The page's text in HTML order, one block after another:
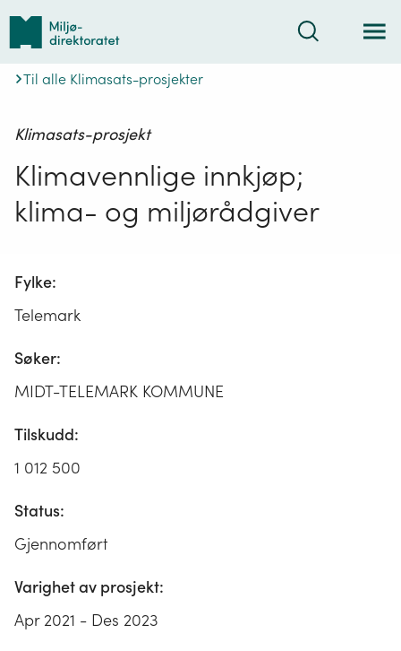
Tilbake
forsiden
Søk
Til alle Klimasats-prosjekter
Klimasats-prosjekt
Klimavennlige innkjøp;
klima- og miljørådgiver
Fylke:
Telemark
Søker:
MIDT-TELEMARK KOMMUNE
Tilskudd:
1 012 500
Status:
Gjennomført
Varighet av prosjekt:
Apr 2021 - Des 2023